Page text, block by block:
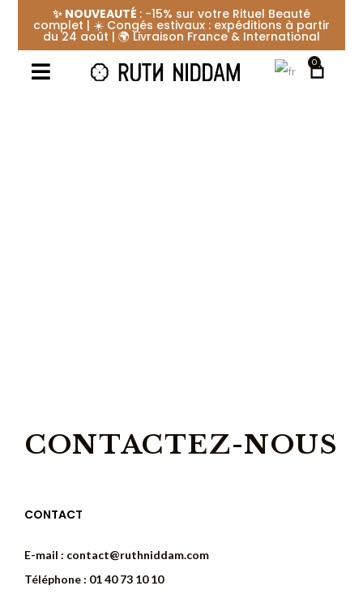
✨ NOUVEAUTÉ : -15% sur votre Rituel Beauté
complet | ☀️ Congés estivaux : expéditions à partir
du 24 août | 🌍 Livraison France & International
0
CONTACTEZ-NOUS
CONTACT
E-mail : contact@ruthniddam.com
Téléphone : 01 40 73 10 10